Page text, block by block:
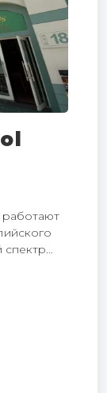
работают
спектр